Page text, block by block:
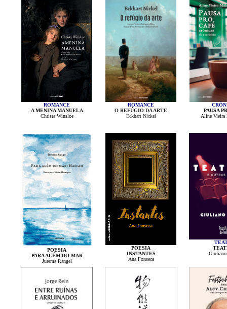
ROMANCE
A MENINA MANUELA
Christa Winsloe
ROMANCE
O REFÚGIO DA ARTE
Eckhart Nickel
PAUSA
Aline Vieira
POESIA
PARA ALÉM DO MAR
Jurema Rangel
POESIA
INSTANTES
Ana Fonseca